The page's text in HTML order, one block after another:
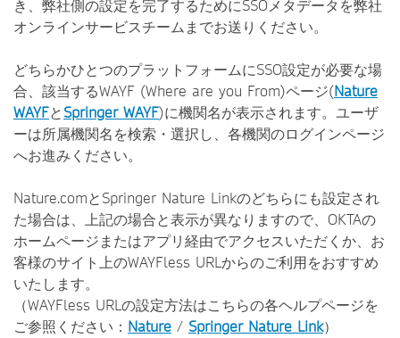
き、弊社側の設定を完了するためにSSOメタデータを弊社
オンラインサービスチームまでお送りください。
どちらかひとつのプラットフォームにSSO設定が必要な場
合、該当するWAYF (Where are you From)ページ(Nature
WAYFとSpringer WAYF)に機関名が表示されます。ユーザ
ーは所属機関名を検索・選択し、各機関のログインページ
へお進みください。
Nature.comとSpringer Nature Linkのどちらにも設定され
た場合は、上記の場合と表示が異なりますので、OKTAの
ホームページまたはアプリ経由でアクセスいただくか、お
客様のサイト上のWAYFless URLからのご利用をおすすめ
いたします。
（WAYFless URLの設定方法はこちらの各ヘルプページを
ご参照ください： Nature / Springer Nature Link）